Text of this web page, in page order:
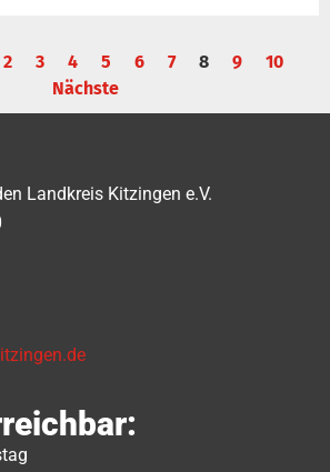
2 3 4 5 6 7 8 9
10
Nächste
Landkreis Kitzingen e.V.